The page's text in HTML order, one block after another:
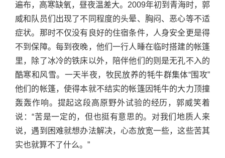
遍布，高寒缺氧，昼夜温差大。2009年初到青海时，郭
威和队员们出现了不同程度的头晕、胸闷、恶心等不适
症状。那时不仅没有良好的住宿条件，人身安全更是得
不到保障。每到夜晚，他们一行人睡在临时搭建的帐篷
里，除了冰冷的铁床以外，陪伴他们的则是无孔不入的
酷寒和风雪。一天半夜，牧民放养的牦牛群集体“围攻”
他们的帐篷，使得本就不结实的帐篷因牦牛的大力顶撞
轰轰作响。提起这段高原野外试验的经历，郭威笑着
说：“苦是一定的，但也挺有意思的。对我们地质人来
说，遇到困难就想办法解决，心态放宽一些，这些苦其
实也就算不了什么。”